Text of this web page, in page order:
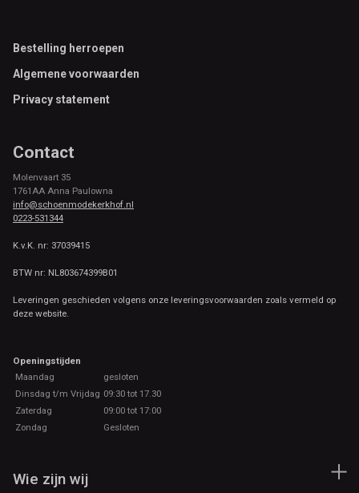
Footer
Bestelling herroepen
Algemene voorwaarden
Privacy statement
Contact
Molenvaart 35
1761AA Anna Paulowna
info@schoenmodekerkhof.nl
0223-531344
K.v.K. nr: 37039415
BTW nr: NL803674399B01
Leveringen geschieden volgens onze leveringsvoorwaarden zoals vermeld op
deze website.
Openingstijden
Maandag
gesloten
Dinsdag t/m Vrijdag 09:30 tot 17.30
Zaterdag
09:00 tot 17:00
Zondag
Gesloten
Wie zijn wij